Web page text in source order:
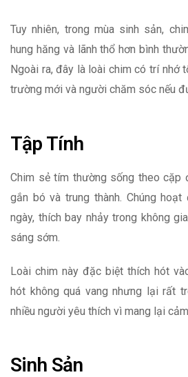
Tuy nhiên, trong mùa sinh sản,
hung hăng và lãnh thổ hơn bình
Ngoài ra, đây là loài chim có trí nhớ
trường mới và người chăm sóc nếu
Tập Tính
Chim sẻ tím thường sống theo cặp
gắn bó và trung thành. Chúng
ngày, thích bay nhảy trong không
sáng sớm.
Loài chim này đặc biệt thích hót
hót không quá vang nhưng lại rất
nhiều người yêu thích vì mang lại
Sinh Sản